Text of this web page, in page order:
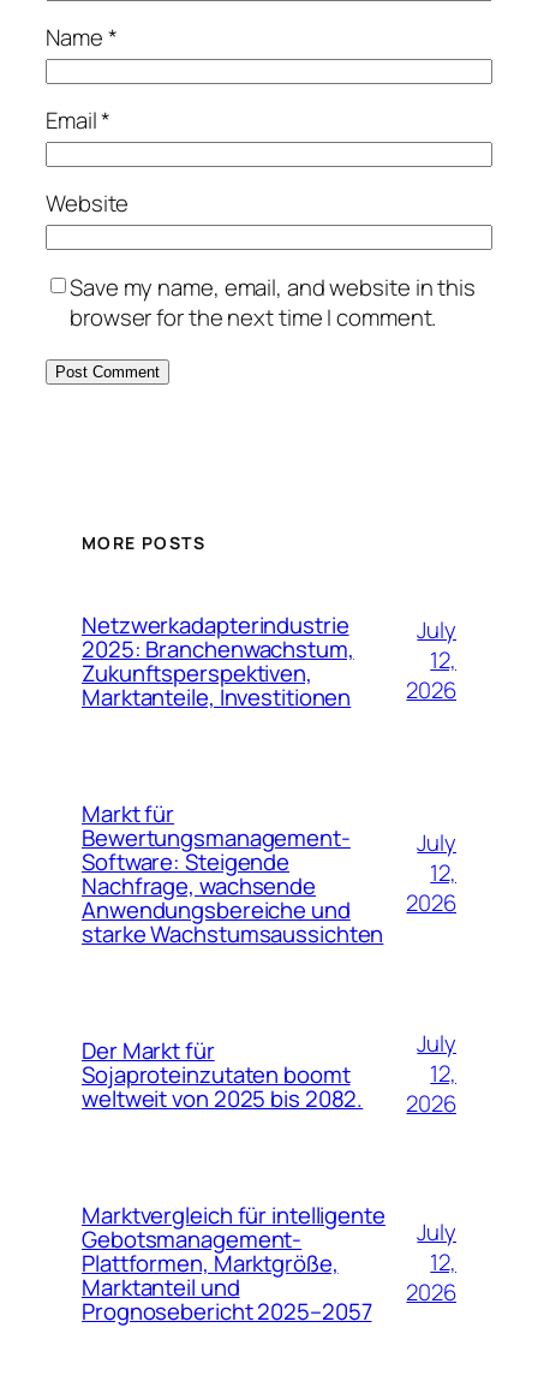
Name*
Email*
Website
Save my name, email, and website in this
browser for the next time I comment.
MORE POSTS
Netzwerkadapterindustrie
2025: Branchenwachstum,
Zukunftsperspektiven,
Marktanteile, Investitionen
July
12,
2026
Markt für
Bewertungsmanagement-
Software: Steigende
Nachfrage, wachsende
Anwendungsbereiche und
starke Wachstumsaussichten
July
12,
2026
Der Markt für
Sojaproteinzutaten boomt
weltweit von 2025 bis 2082.
July
12,
2026
Marktvergleich für intelligente
Gebotsmanagement-
Plattformen, Marktgröße,
Marktanteil und
Prognosebericht 2025–2057
July
12,
2026